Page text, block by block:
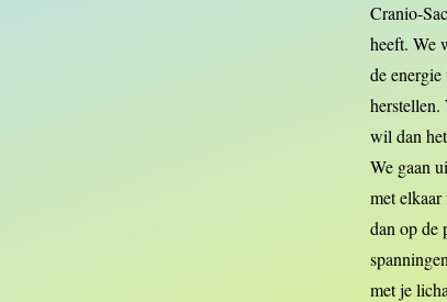
Cranio-
heeft. We
de
herstellen.
wil dan
We gaan
met
dan op de
met je